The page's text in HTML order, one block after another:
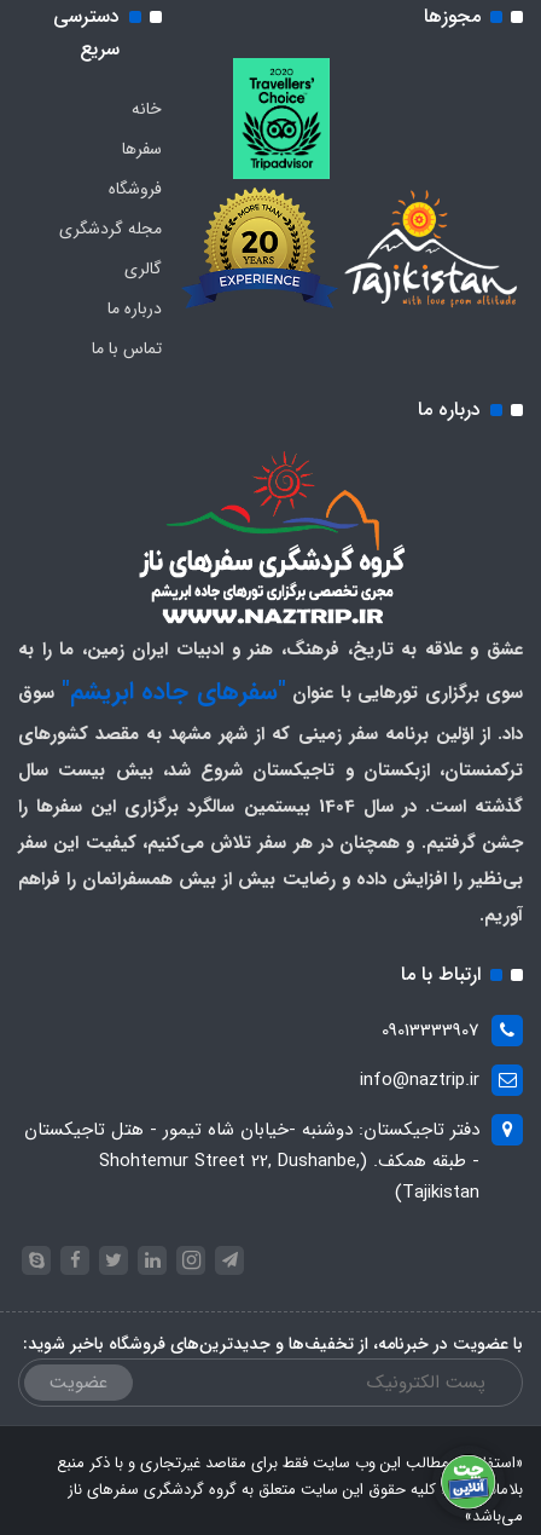
مجوزها
دسترسی
سریع
خانه
سفرها
فروشگاه
مجله گردشگری
گالری
درباره ما
تماس با ما
درباره ما
عشق و علاقه به تاریخ، فرهنگ، هنر و ادبیات ایران زمین، ما را به
سوی برگزاری تورهایی با عنوان "سفرهای جاده ابریشم" سوق
داد. از اوّلین برنامه سفر زمینی که از شهر مشهد به مقصد کشورهای
ترکمنستان، ازبکستان و تاجیکستان شروع شد، بیش بیست سال
گذشته است. در سال 1404 بیستمین سالگرد برگزاری این سفرها را
جشن گرفتیم. و همچنان در هر سفر تلاش می‌کنیم، کیفیت این سفر
بی‌نظیر را افزایش داده و رضایت بیش از بیش همسفرانمان را فراهم
آوریم.
ارتباط با ما
09013333907
info@naztrip.ir
دفتر تاجیکستان: دوشنبه -خیابان شاه تیمور - هتل تاجیکستان
- طبقه همکف. (Shohtemur Street 22, Dushanbe,
Tajikistan)
با عضویت در خبرنامه، از تخفیف‌ها و جدیدترین‌های فروشگاه باخبر شوید:
عضویت
«استفاده از مطالب این وب سایت فقط برای مقاصد غیرتجاری و با ذکر منبع
بلامانع است. کلیه حقوق این سایت متعلق به گروه گردشگری سفرهای ناز
می‌باشد»